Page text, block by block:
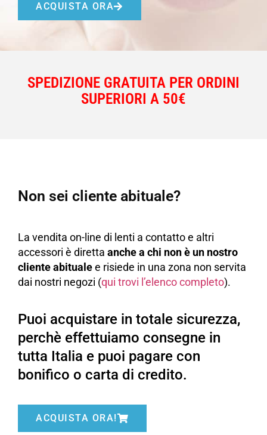
ACQUISTA ORA
SPEDIZIONE GRATUITA PER ORDINI
SUPERIORI A 50€
Non sei cliente abituale?
La vendita on-line di lenti a contatto e altri
accessori è diretta anche a chi non è un nostro
cliente abitualee risiede in una zona non servita
dai nostri negozi (qui trovi l’elenco completo).
Puoi acquistare in totale sicurezza,
perchè effettuiamo consegne in
tutta Italia e puoi pagare con
bonifico o carta di credito.
ACQUISTA ORA!